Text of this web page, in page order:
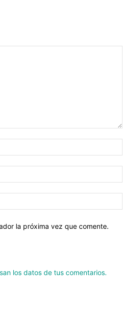
la próxima vez que comente.
los datos de tus comentarios.